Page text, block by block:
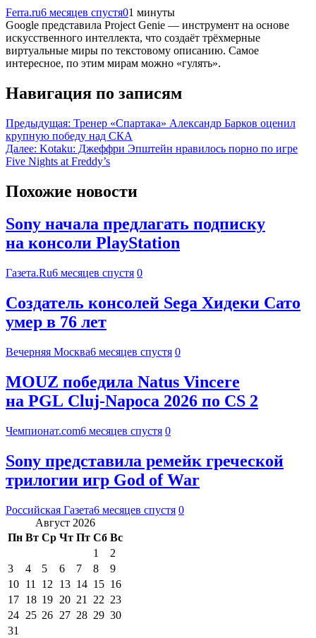
Ferra.ru6 месяцев спустя01 минуты
Google представила Project Genie — инструмент на основе
искусственного интеллекта, что создаёт трёхмерные
виртуальные миры по текстовому описанию. Самое
интересное, по этим мирам можно «гулять».
Навигация по записям
Предыдущая: Тренер «Спартака» Александр Барков оценил
крупную победу над СКА
Далее: Kotaku: Джеффри Эпштейн нравилось порно по игре
Five Nights at Freddy’s
Похожие новости
Sony начала предлагать подписку
на консоли PlayStation
Газета.Ru6 месяцев спустя 0
Создатель консолей Sega Хидеки Сато
умер в 76 лет
Вечерняя Москва6 месяцев спустя 0
MOUZ победила Natus Vincere
на PGL Cluj-Napoca 2026 по CS 2
Чемпионат.com6 месяцев спустя 0
Sony представила ремейк греческой
трилогии игр God of War
Российская Газета6 месяцев спустя 0
Август 2026
Пн Вт Ср Чт Пт Сб Вс
1
2
3
4 5 6 7 8
9
10 11 12 13 14 15 16
17 18 19 20 21 22 23
24 25 26 27 28 29 30
31